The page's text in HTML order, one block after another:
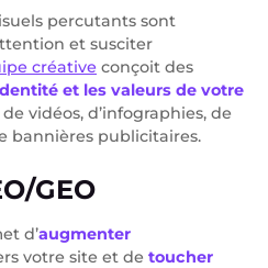
percutants sont
et susciter
créative conçoit des
et les valeurs de votre
de vidéos, d’infographies, de
bannières publicitaires.
GEO
d’augmenter
votre site et de toucher